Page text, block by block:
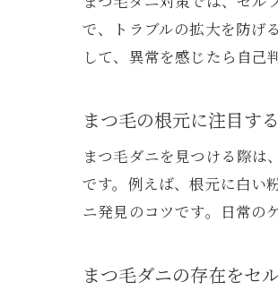
で、トラブルの拡大を防げ
して、異常を感じたら自己
まつ毛の根元に注目す
まつ毛ダニを見つける際は
です。例えば、根元に白い
ニ発見のコツです。日常の
まつ毛ダニの存在をセ